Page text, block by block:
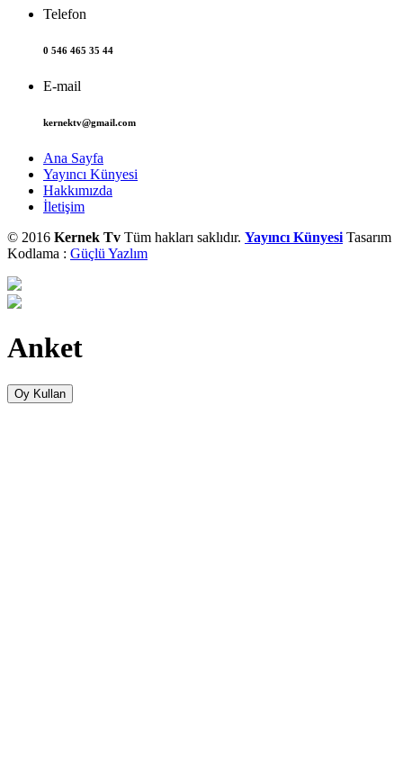
Telefon
0 546 465 35 44
E-mail
kernektv@gmail.com
Ana Sayfa
Yayıncı Künyesi
Hakkımızda
İletişim
© 2016 Kernek Tv Tüm hakları saklıdır. Yayıncı Künyesi Tasarım
Kodlama : Güçlü Yazlım
Anket